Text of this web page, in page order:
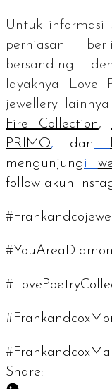
Untuk informasi
perhiasan
bersanding
layaknya Love
jewellery
Fire Collection,
PRIMO, dan
mengunjungi
follow akun
Share: